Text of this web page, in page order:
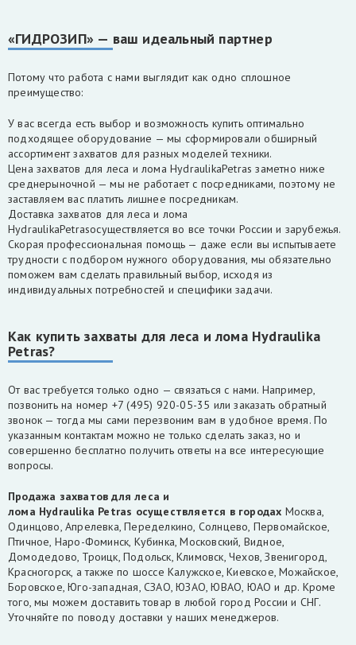
«ГИДРОЗИП» — ваш идеальный партнер
Потому что работа с нами выглядит как одно сплошное
преимущество:
У вас всегда есть выбор и возможность купить оптимально
подходящее оборудование — мы сформировали обширный
ассортимент захватов для разных моделей техники.
Цена захватов для леса и лома HydraulikaPetras заметно ниже
среднерыночной — мы не работает с посредниками, поэтому не
заставляем вас платить лишнее посредникам.
Доставка захватов для леса и лома
HydraulikaPetrasосуществляется во все точки России и зарубежья.
Скорая профессиональная помощь — даже если вы испытываете
трудности с подбором нужного оборудования, мы обязательно
поможем вам сделать правильный выбор, исходя из
индивидуальных потребностей и специфики задачи.
Как купить захваты для леса и лома Hydraulika
Petras?
От вас требуется только одно — связаться с нами. Например,
позвонить на номер +7 (495) 920-05-35 или заказать обратный
звонок — тогда мы сами перезвоним вам в удобное время. По
указанным контактам можно не только сделать заказ, но и
совершенно бесплатно получить ответы на все интересующие
вопросы.
Продажа захватов для леса и
лома Hydraulika Petras осуществляется в городах Москва,
Одинцово, Апрелевка, Переделкино, Солнцево, Первомайское,
Птичное, Наро-Фоминск, Кубинка, Московский, Видное,
Домодедово, Троицк, Подольск, Климовск, Чехов, Звенигород,
Красногорск, а также по шоссе Калужское, Киевское, Можайское,
Боровское, Юго-западная, СЗАО, ЮЗАО, ЮВАО, ЮАО и др. Кроме
того, мы можем доставить товар в любой город России и СНГ.
Уточняйте по поводу доставки у наших менеджеров.